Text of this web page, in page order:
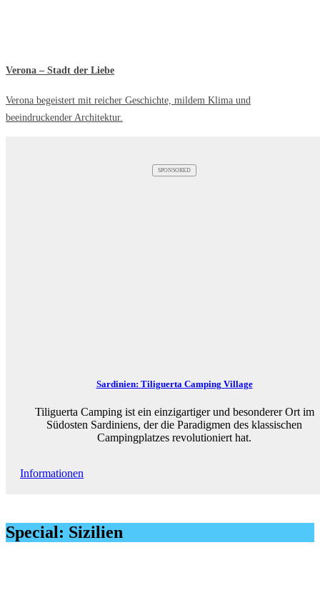
Verona – Stadt der Liebe
Verona begeistert mit reicher Geschichte, mildem Klima und
beeindruckender Architektur.
SPONSORED
Sardinien: Tiliguerta Camping Village
Tiliguerta Camping ist ein einzigartiger und besonderer Ort im
Südosten Sardiniens, der die Paradigmen des klassischen
Campingplatzes revolutioniert hat.
Informationen
Special: Sizilien